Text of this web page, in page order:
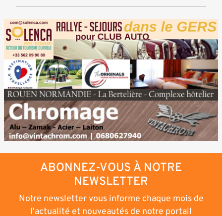
ABONNEZ-VOUS À NOTRE
NEWSLETTER
Notre newsletter vous informe chaque mois de
l'actualité et nouveautés de notre portail